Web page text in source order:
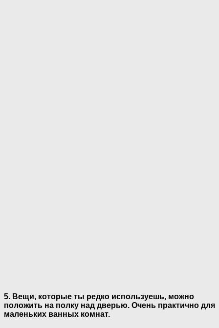
5. Вещи, которые ты редко используешь, можно
положить на полку над дверью. Очень практично для
маленьких ванных комнат.